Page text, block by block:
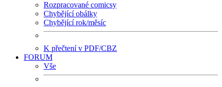
Rozpracované comicsy
Chybějící obálky
Chybějící rok/měsíc
K přečtení v PDF/CBZ
FORUM
Vše